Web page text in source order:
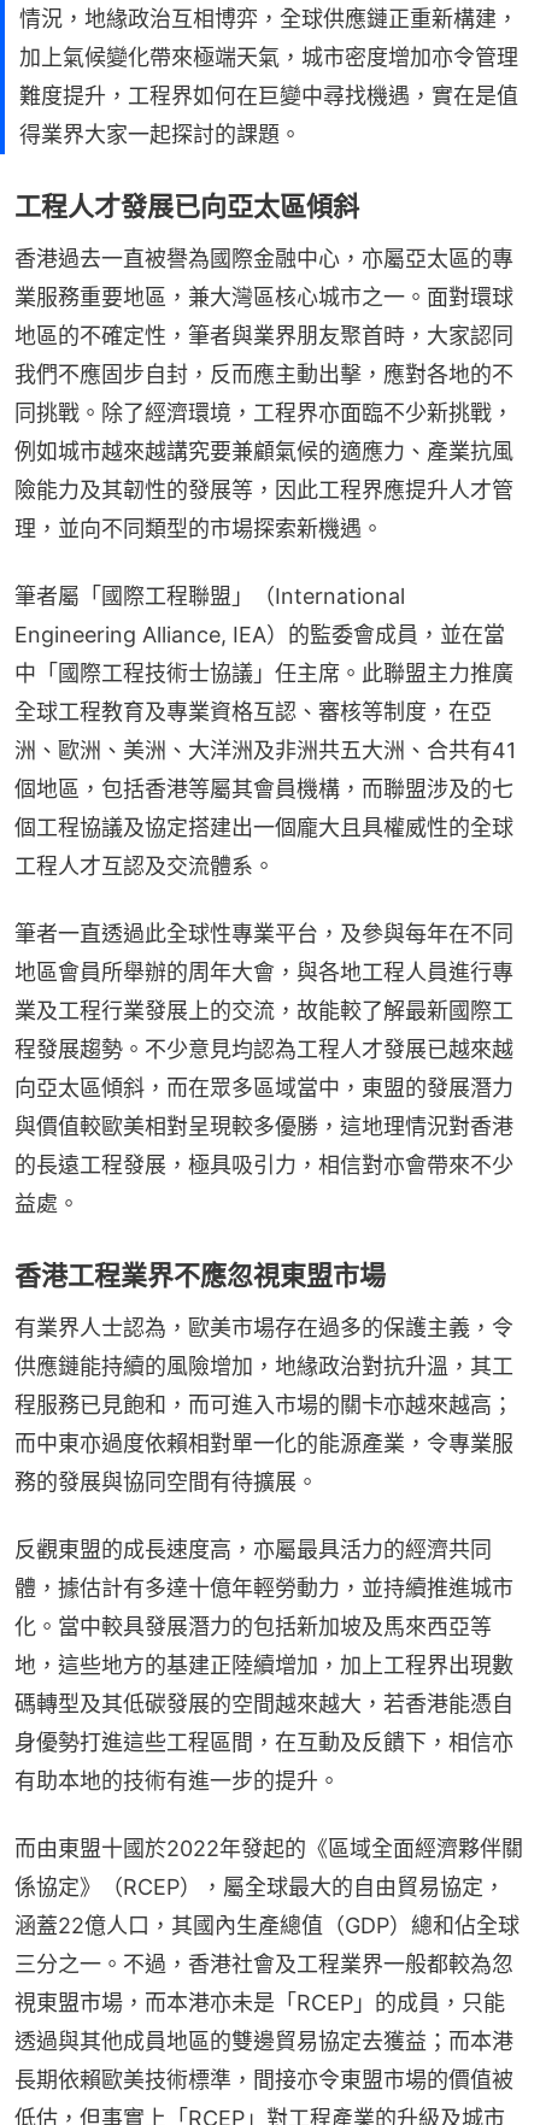
情況，地緣政治互相博弈，全球供應鏈正重新構建，
加上氣候變化帶來極端天氣，城市密度增加亦令管理
難度提升，工程界如何在巨變中尋找機遇，實在是值
得業界大家一起探討的課題。
工程人才發展已向亞太區傾斜
香港過去一直被譽為國際金融中心，亦屬亞太區的專
業服務重要地區，兼大灣區核心城市之一。面對環球
地區的不確定性，筆者與業界朋友聚首時，大家認同
我們不應固步自封，反而應主動出擊，應對各地的不
同挑戰。除了經濟環境，工程界亦面臨不少新挑戰，
例如城市越來越講究要兼顧氣候的適應力、產業抗風
險能力及其韌性的發展等，因此工程界應提升人才管
理，並向不同類型的市場探索新機遇。
筆者屬「國際工程聯盟」（International
Engineering Alliance, IEA）的監委會成員，並在當
中「國際工程技術士協議」任主席。此聯盟主力推廣
全球工程教育及專業資格互認、審核等制度，在亞
洲、歐洲、美洲、大洋洲及非洲共五大洲、合共有41
個地區，包括香港等屬其會員機構，而聯盟涉及的七
個工程協議及協定搭建出一個龐大且具權威性的全球
工程人才互認及交流體系。
筆者一直透過此全球性專業平台，及參與每年在不同
地區會員所舉辦的周年大會，與各地工程人員進行專
業及工程行業發展上的交流，故能較了解最新國際工
程發展趨勢。不少意見均認為工程人才發展已越來越
向亞太區傾斜，而在眾多區域當中，東盟的發展潛力
與價值較歐美相對呈現較多優勝，這地理情況對香港
的長遠工程發展，極具吸引力，相信對亦會帶來不少
益處。
香港工程業界不應忽視東盟市場
有業界人士認為，歐美市場存在過多的保護主義，令
供應鏈能持續的風險增加，地緣政治對抗升溫，其工
程服務已見飽和，而可進入市場的關卡亦越來越高；
而中東亦過度依賴相對單一化的能源產業，令專業服
務的發展與協同空間有待擴展。
反觀東盟的成長速度高，亦屬最具活力的經濟共同
體，據估計有多達十億年輕勞動力，並持續推進城市
化。當中較具發展潛力的包括新加坡及馬來西亞等
地，這些地方的基建正陸續增加，加上工程界出現數
碼轉型及其低碳發展的空間越來越大，若香港能憑自
身優勢打進這些工程區間，在互動及反饋下，相信亦
有助本地的技術有進一步的提升。
而由東盟十國於2022年發起的《區域全面經濟夥伴關
係協定》（RCEP），屬全球最大的自由貿易協定，
涵蓋22億人口，其國內生產總值（GDP）總和佔全球
三分之一。不過，香港社會及工程業界一般都較為忽
視東盟市場，而本港亦未是「RCEP」的成員，只能
透過與其他成員地區的雙邊貿易協定去獲益；而本港
長期依賴歐美技術標準，間接亦令東盟市場的價值被
低估，但事實上「RCEP」對工程產業的升級及城市